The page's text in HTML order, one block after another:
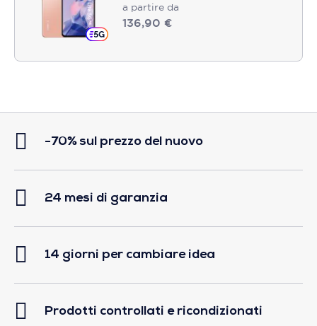
a partire da
136,90 €
-70% sul prezzo del nuovo
24 mesi di garanzia
14 giorni per cambiare idea
Prodotti controllati e ricondizionati